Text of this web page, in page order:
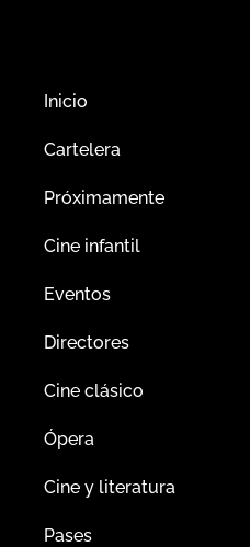
Inicio
Cartelera
Próximamente
Cine infantil
Eventos
Directores
Cine clásico
Ópera
Cine y literatura
Pases